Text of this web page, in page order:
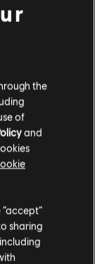
fare
the
of
and
sharing